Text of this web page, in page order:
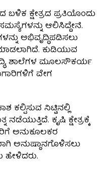
ಕ್ಷೇತ್ರದ ಪ್ರತಿಯೊಂದು
ಆಲಿಸಿದ್ದೇನೆ.
ಅಭಿವೃದ್ಧಿಪಡಿಸಲು
ಕುಡಿಯುವ
ಶಾಲೆಗಳ ಮೂಲಸೌಕರ್ಯ
ವೇಗ
ಕಲ್ಪಿಸುವ ನಿಟ್ಟಿನಲ್ಲಿ
ಕೃಷಿ ಕ್ಷೇತ್ರಕ್ಕೆ
ಅನುಕೂಲಕರ
ಅನುಷ್ಠಾನಗೊಳಿಸಲು
ಹೇಳಿದರು.